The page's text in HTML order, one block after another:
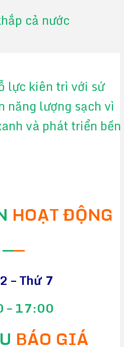
cả nước
lực kiên trì với sứ
năng lượng sạch vì
và phát triển bền
HOẠT ĐỘNG
——
– Thứ 7
– 17:00
BÁO GIÁ